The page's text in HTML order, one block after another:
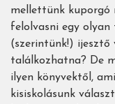
mellettünk kuporgó
felolvasni egy
(szerintünk!) ijesztő
találkozhatna? De
ilyen könyvektől,
kisiskolásunk